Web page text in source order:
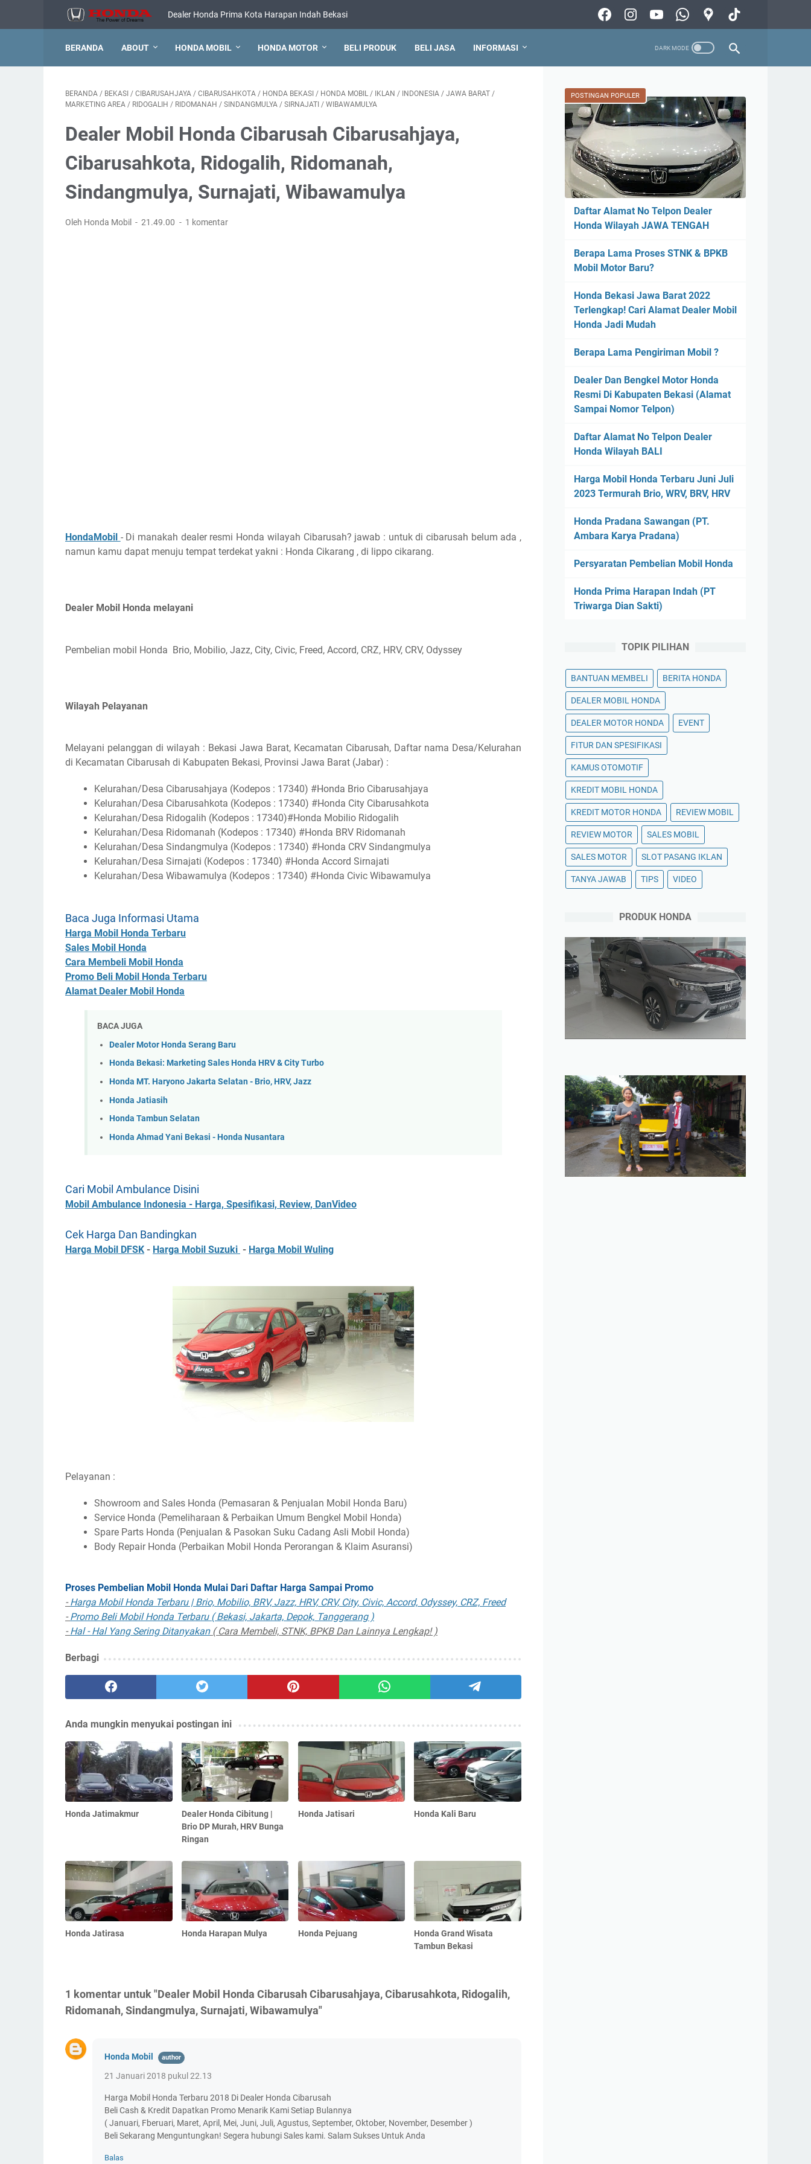
Dealer Honda Prima Kota Harapan Indah Bekasi
BERANDA ABOUT HONDA MOBIL HONDA MOTOR BELI PRODUK BELI JASA INFORMASI
BERANDA / BEKASI / CIBARUSAHJAYA / CIBARUSAHKOTA / HONDA BEKASI / HONDA MOBIL / IKLAN / INDONESIA / JAWA BARAT /
MARKETING AREA / RIDOGALIH / RIDOMANAH / SINDANGMULYA / SIRNAJATI / WIBAWAMULYA
Dealer Mobil Honda Cibarusah Cibarusahjaya,
Cibarusahkota, Ridogalih, Ridomanah,
Sindangmulya, Surnajati, Wibawamulya
Oleh Honda Mobil 21.49.00 1 komentar
HondaMobil - Di manakah dealer resmi Honda wilayah Cibarusah? jawab : untuk di cibarusah belum ada ,
namun kamu dapat menuju tempat terdekat yakni : Honda Cikarang , di lippo cikarang.
Dealer Mobil Honda melayani
Pembelian mobil Honda Brio, Mobilio, Jazz, City, Civic, Freed, Accord, CRZ, HRV, CRV, Odyssey
Wilayah Pelayanan
Melayani pelanggan di wilayah : Bekasi Jawa Barat, Kecamatan Cibarusah, Daftar nama Desa/Kelurahan
di Kecamatan Cibarusah di Kabupaten Bekasi, Provinsi Jawa Barat (Jabar) :
Kelurahan/Desa Cibarusahjaya (Kodepos : 17340) #Honda Brio Cibarusahjaya
Kelurahan/Desa Cibarusahkota (Kodepos : 17340) #Honda City Cibarusahkota
Kelurahan/Desa Ridogalih (Kodepos : 17340)#Honda Mobilio Ridogalih
Kelurahan/Desa Ridomanah (Kodepos : 17340) #Honda BRV Ridomanah
Kelurahan/Desa Sindangmulya (Kodepos : 17340) #Honda CRV Sindangmulya
Kelurahan/Desa Sirnajati (Kodepos : 17340) #Honda Accord Sirnajati
Kelurahan/Desa Wibawamulya (Kodepos : 17340) #Honda Civic Wibawamulya
Baca Juga Informasi Utama
Harga Mobil Honda Terbaru
Sales Mobil Honda
Cara Membeli Mobil Honda
Promo Beli Mobil Honda Terbaru
Alamat Dealer Mobil Honda
BACA JUGA
Dealer Motor Honda Serang Baru
Honda Bekasi: Marketing Sales Honda HRV & City Turbo
Honda MT. Haryono Jakarta Selatan - Brio, HRV, Jazz
Honda Jatiasih
Honda Tambun Selatan
Honda Ahmad Yani Bekasi - Honda Nusantara
Cari Mobil Ambulance Disini
Mobil Ambulance Indonesia - Harga, Spesifikasi, Review, DanVideo
Cek Harga Dan Bandingkan
Harga Mobil DFSK - Harga Mobil Suzuki - Harga Mobil Wuling
Pelayanan :
Showroom and Sales Honda (Pemasaran & Penjualan Mobil Honda Baru)
Service Honda (Pemeliharaan & Perbaikan Umum Bengkel Mobil Honda)
Spare Parts Honda (Penjualan & Pasokan Suku Cadang Asli Mobil Honda)
Body Repair Honda (Perbaikan Mobil Honda Perorangan & Klaim Asuransi)
Proses Pembelian Mobil Honda Mulai Dari Daftar Harga Sampai Promo
-Harga Mobil Honda Terbaru | Brio, Mobilio, BRV, Jazz, HRV, CRV, City, Civic, Accord, Odyssey, CRZ, Freed
-Promo Beli Mobil Honda Terbaru ( Bekasi, Jakarta, Depok, Tanggerang )
-Hal - Hal Yang Sering Ditanyakan( Cara Membeli, STNK, BPKB Dan Lainnya Lengkap! )
Berbagi
Anda mungkin menyukai postingan ini
Honda Jatimakmur
Dealer Honda Cibitung |
Brio DP Murah, HRV Bunga
Ringan
Honda Jatisari Honda Kali Baru
Honda Jatirasa Honda Harapan Mulya Honda Pejuang
Honda Grand Wisata
Tambun Bekasi
1 komentar untuk "Dealer Mobil Honda Cibarusah Cibarusahjaya, Cibarusahkota, Ridogalih,
Ridomanah, Sindangmulya, Surnajati, Wibawamulya"
Honda Mobil
21 Januari 2018 pukul 22.13
Harga Mobil Honda Terbaru 2018 Di Dealer Honda Cibarusah
Beli Cash & Kredit Dapatkan Promo Menarik Kami Setiap Bulannya
( Januari, Fberuari, Maret, April, Mei, Juni, Juli, Agustus, September, Oktober, November, Desember )
Beli Sekarang Menguntungkan! Segera hubungi Sales kami. Salam Sukses Untuk Anda
Balas
POSTINGAN POPULER
Daftar Alamat No Telpon Dealer
Honda Wilayah JAWA TENGAH
Berapa Lama Proses STNK & BPKB
Mobil Motor Baru?
Honda Bekasi Jawa Barat 2022
Terlengkap! Cari Alamat Dealer Mobil
Honda Jadi Mudah
Berapa Lama Pengiriman Mobil ?
Dealer Dan Bengkel Motor Honda
Resmi Di Kabupaten Bekasi (Alamat
Sampai Nomor Telpon)
Daftar Alamat No Telpon Dealer
Honda Wilayah BALI
Harga Mobil Honda Terbaru Juni Juli
2023 Termurah Brio, WRV, BRV, HRV
Honda Pradana Sawangan (PT.
Ambara Karya Pradana)
Persyaratan Pembelian Mobil Honda
Honda Prima Harapan Indah (PT
Triwarga Dian Sakti)
TOPIK PILIHAN
BANTUAN MEMBELI BERITA HONDA
DEALER MOBIL HONDA
DEALER MOTOR HONDA EVENT
FITUR DAN SPESIFIKASI
KAMUS OTOMOTIF
KREDIT MOBIL HONDA
KREDIT MOTOR HONDA REVIEW MOBIL
REVIEW MOTOR SALES MOBIL
SALES MOTOR SLOT PASANG IKLAN
TANYA JAWAB TIPS VIDEO
PRODUK HONDA